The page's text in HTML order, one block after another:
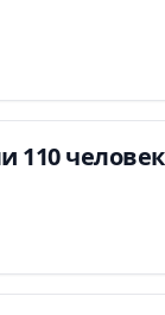
110 человек